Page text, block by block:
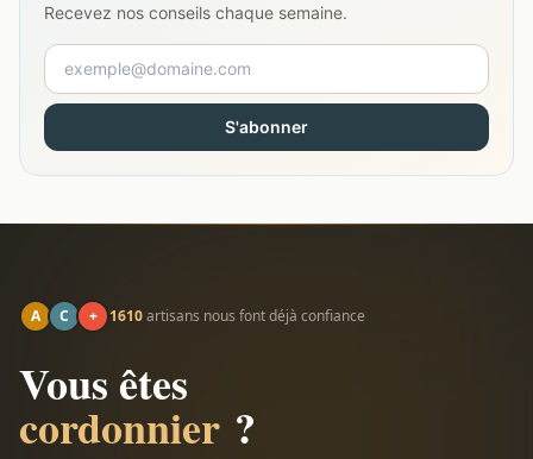
Recevez nos conseils chaque semaine.
S'abonner
A C + 1610artisans nous font déjà confiance
Vous êtes
cordonnier ?